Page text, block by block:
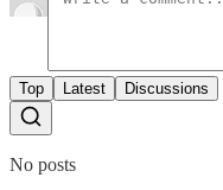
Top Latest Discussions
No posts